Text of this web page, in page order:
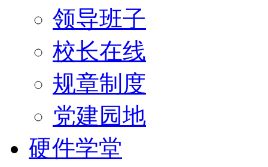
领导班子
校长在线
规章制度
党建园地
硬件学堂